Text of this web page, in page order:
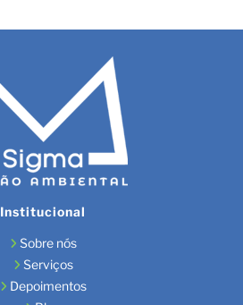
Institucional
Sobre nós
Serviços
Depoimentos